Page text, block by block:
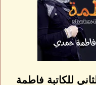
للكاتبة فاطمة